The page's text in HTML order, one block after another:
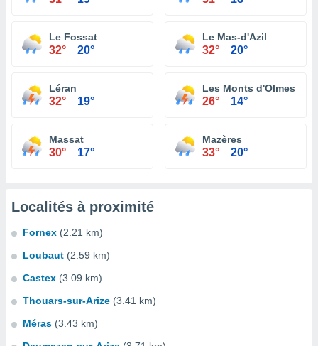
Le Fossat
32° 20°
Le Mas-d'Azil
32° 20°
Léran
32° 19°
Les Monts d'Olmes
26° 14°
Massat
30° 17°
Mazères
33° 20°
Localités à proximité
Fornex (2.21 km)
Loubaut (2.59 km)
Castex (3.09 km)
Thouars-sur-Arize (3.41 km)
Méras (3.43 km)